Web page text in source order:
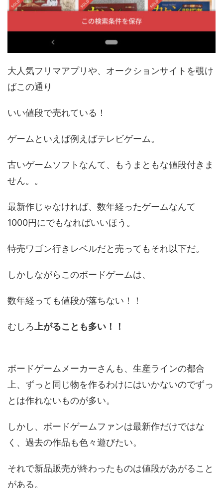
大人気フリマアプリや、オークションサイトを覗け
ばこの通り
いい値段で売れている！
ゲームといえば例えばテレビゲーム。
古いゲームソフトなんて、もうまともな値段付きま
せん。。
最新作じゃなければ、数年経ったゲームなんて
1000円にでもなればいいほう。
特売ワゴン行きレベルだと売ってもそれ以下だ。
しかしながらこのボードゲームは、
数年経っても値段が落ちない！！
むしろ 上がることも多い！！
ボードゲームメーカーさんも、生産ラインの都合
上、ずっと同じ物を作るわけにはいかないのでずっ
とは作れないものが多い。
しかし、ボードゲームファンは最新作だけではな
く、過去の作品も色々遊びたい。
それで新品販売が終わったものは値段があがること
がある。